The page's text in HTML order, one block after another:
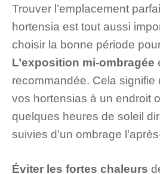
Trouver l’emplacement
hortensia est tout aussi
choisir la bonne période
L’exposition mi-ombragée
recommandée. Cela signifie
vos hortensias à un endroit
quelques heures de soleil
suivies d’un ombrage
Éviter les fortes chaleurs